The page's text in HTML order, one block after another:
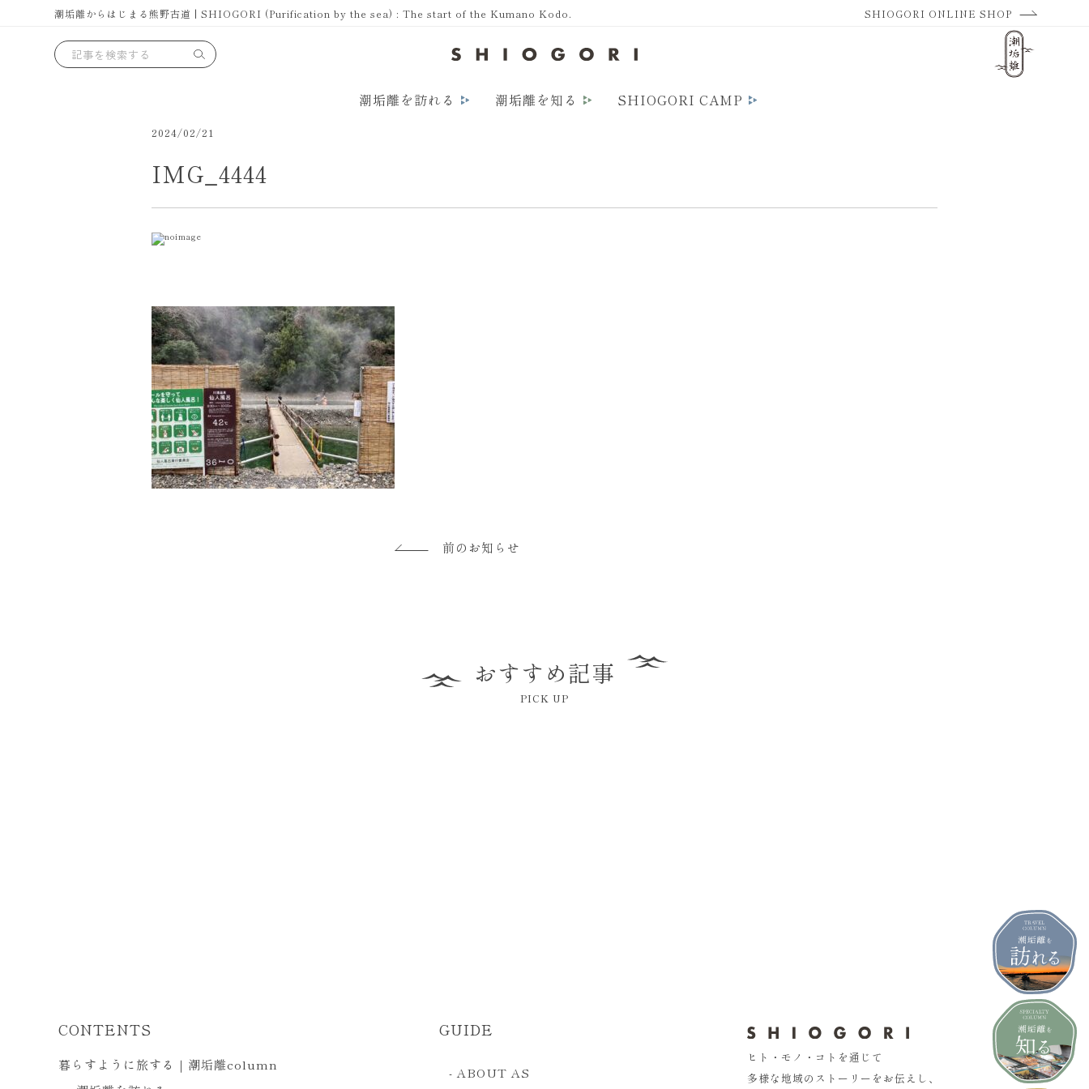
潮垢離からはじまる熊野古道 | SHIOGORI (Purification by the sea) : The start of the Kumano Kodo. SHIOGORI ONLINE SHOP
潮垢離を訪れる 潮垢離を知る SHIOGORI CAMP
2024/02/21
IMG_4444
前のお知らせ
おすすめ記事
PICK UP
CONTENTS
暮らすように旅する｜潮垢離column
GUIDE
- ABOUT AS
ヒト・モノ・コトを通じて
多様な地域のストーリーをお伝えし、